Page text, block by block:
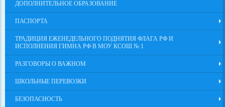
ДОПОЛНИТЕЛЬНОЕ ОБРАЗОВАНИЕ
ПАСПОРТА
ТРАДИЦИЯ ЕЖЕНЕДЕЛЬНОГО ПОДНЯТИЯ ФЛАГА РФ И
ИСПОЛНЕНИЯ ГИМНА РФ В МОУ КСОШ № 1
РАЗГОВОРЫ О ВАЖНОМ
ШКОЛЬНЫЕ ПЕРЕВОЗКИ
БЕЗОПАСНОСТЬ